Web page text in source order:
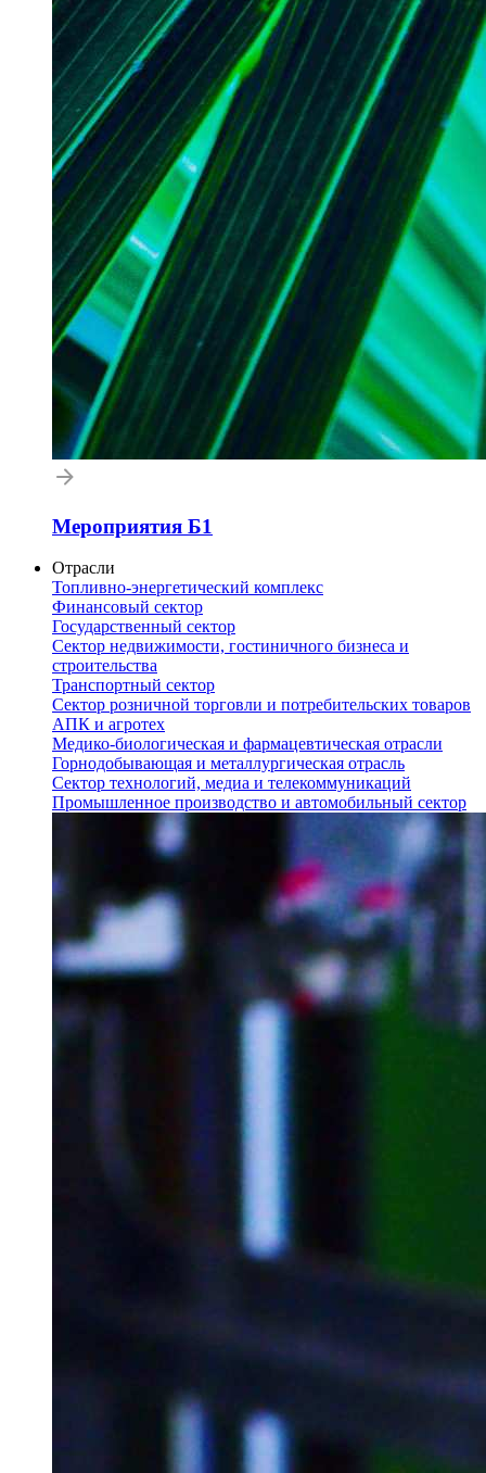
Мероприятия Б1
Отрасли
Топливно-энергетический комплекс
Финансовый сектор
Государственный сектор
Сектор недвижимости, гостиничного бизнеса и
строительства
Транспортный сектор
Сектор розничной торговли и потребительских товаров
АПК и агротех
Медико-биологическая и фармацевтическая отрасли
Горнодобывающая и металлургическая отрасль
Сектор технологий, медиа и телекоммуникаций
Промышленное производство и автомобильный сектор